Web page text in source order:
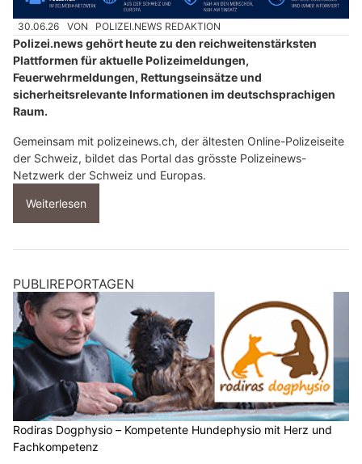
30.06.26 VON POLIZEI.NEWS REDAKTION
Polizei.news gehört heute zu den reichweitenstärksten
Plattformen für aktuelle Polizeimeldungen,
Feuerwehrmeldungen, Rettungseinsätze und
sicherheitsrelevante Informationen im deutschsprachigen
Raum.
Gemeinsam mit polizeinews.ch, der ältesten Online-Polizeiseite
der Schweiz, bildet das Portal das grösste Polizeinews-
Netzwerk der Schweiz und Europas.
Weiterlesen
PUBLIREPORTAGEN
Rodiras Dogphysio – Kompetente Hundephysio mit Herz und
Fachkompetenz